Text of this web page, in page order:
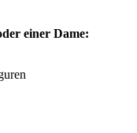
einer Dame: